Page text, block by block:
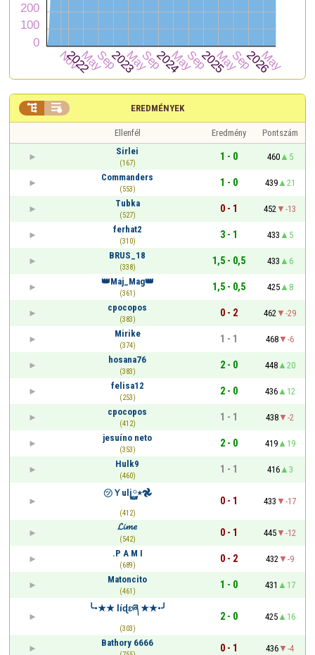
EREDMÉNYEK
 
Ellenfél Eredmény
Pontszám
Sirlei
(167)
1 - 0 460
5
Commanders
(553)
1 - 0 439
21
Tubka
(527)
0 - 1 452
-13
ferhat2
(310)
3 - 1 433
5
BRUS_18
(338)
1,5 - 0,5 433
6
👑Maj_Mag👑
(361)
1,5 - 0,5 425
8
cpocopos
(383)
0 - 2 462
-29
Mirike
(374)
1 - 1 468
-6
hosana76
(383)
2 - 0 448
20
felisa12
(253)
2 - 0 436
12
cpocopos
(412)
1 - 1 438
-2
jesuíno neto
(353)
2 - 0 419
19
Hulk9
(460)
1 - 1 416 3
㋡Ｙuli٭࿆𖣘
(412)
0 - 1 433 -17
𝓛𝓲𝓶𝓮
(542)
0 - 1 445
-12
.P A M I
(689)
0 - 2 432
-9
Matoncito
(461)
1 - 0 431 17
╰•★★ Ɩíɖɛཞ ★★•╯
(303)
2 - 0 425 16
Bathory 6666 0 - 1 436 -4